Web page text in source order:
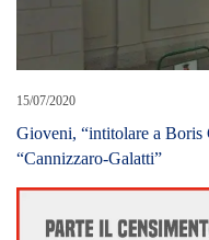
15/07/2020
Gioveni, “intitolare a Boris
“Cannizzaro-Galatti”